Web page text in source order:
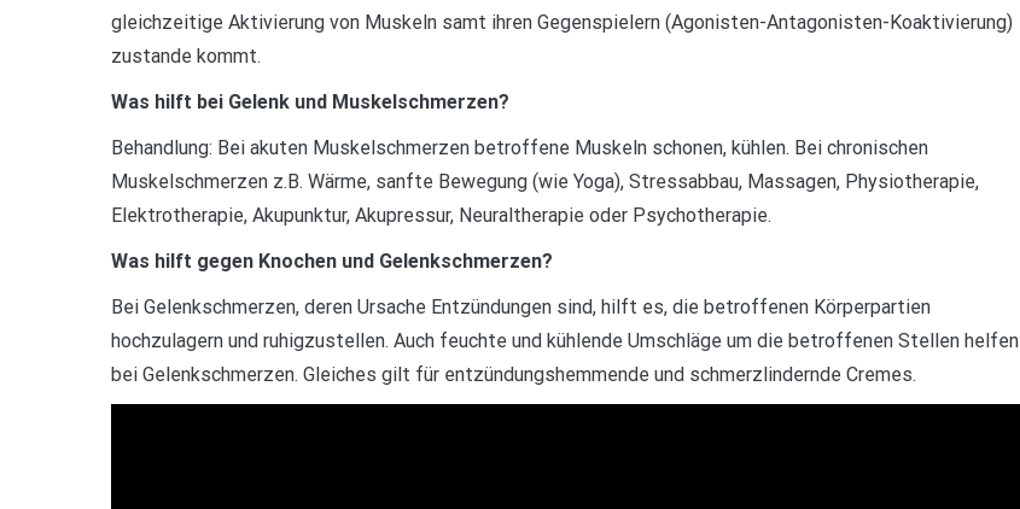
gleichzeitige Aktivierung von Muskeln samt ihren Gegenspielern (Agonisten-Antagonisten-Koaktivierung)
zustande kommt.
Was hilft bei Gelenk und Muskelschmerzen?
Behandlung: Bei akuten Muskelschmerzen betroffene Muskeln schonen, kühlen. Bei chronischen
Muskelschmerzen z.B. Wärme, sanfte Bewegung (wie Yoga), Stressabbau, Massagen, Physiotherapie,
Elektrotherapie, Akupunktur, Akupressur, Neuraltherapie oder Psychotherapie.
Was hilft gegen Knochen und Gelenkschmerzen?
Bei Gelenkschmerzen, deren Ursache Entzündungen sind, hilft es, die betroffenen Körperpartien
hochzulagern und ruhigzustellen. Auch feuchte und kühlende Umschläge um die betroffenen Stellen helfen
bei Gelenkschmerzen. Gleiches gilt für entzündungshemmende und schmerzlindernde Cremes.